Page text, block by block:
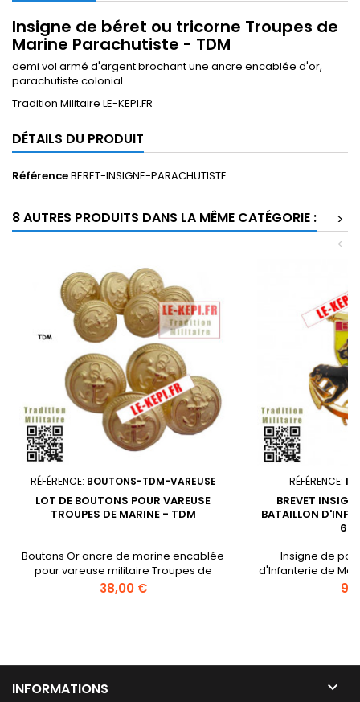
Insigne de béret ou tricorne Troupes de
Marine Parachutiste - TDM
demi vol armé d'argent brochant une ancre encablée d'or,
parachutiste colonial.
Tradition Militaire LE-KEPI.FR
DÉTAILS DU PRODUIT
RéférenceBERET-INSIGNE-PARACHUTISTE
8 AUTRES PRODUITS DANS LA MÊME CATÉGORIE :
>
<
RÉFÉRENCE: BOUTONS-TDM-VAREUSE
LOT DE BOUTONS POUR VAREUSE
TROUPES DE MARINE - TDM
Boutons Or ancre de marine encablée
pour vareuse militaire Troupes de
Marine4 boutons de 21 mm, 6 boutons
Prix
38,00 €
RÉFÉRENCE:
BREVET
BATAILLON
6E
Insigne de
d'Infanterie de
40 ans, le 6e
seule unité de
Prix
INFORMATIONS 